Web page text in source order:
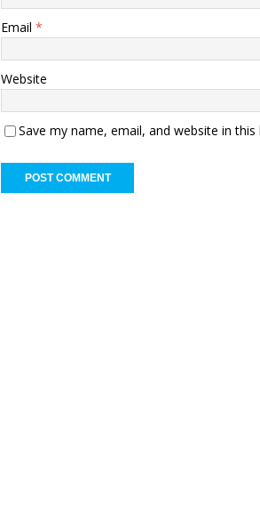
Email *
Website
Save my name, email, and website in